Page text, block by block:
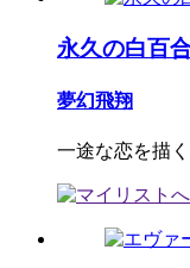
永久の白百
夢幻飛翔
一途な恋を描